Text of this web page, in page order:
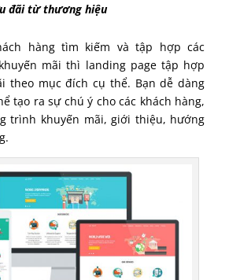
đãi từ thương hiệu
hàng tìm kiếm và tập hợp các
mãi thì landing page tập hợp
theo mục đích cụ thể. Bạn dễ dàng
tạo ra sự chú ý cho các khách hàng,
trình khuyến mãi, giới thiệu, hướng